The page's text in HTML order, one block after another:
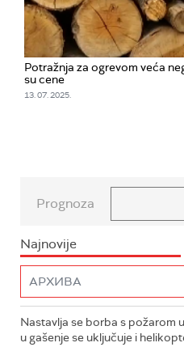
Potražnja za ogrevom veća
su cene
13. 07. 2025.
Prognoza
Najnovije
Nastavlja se borba s požarom
u gašenje se uključuje i